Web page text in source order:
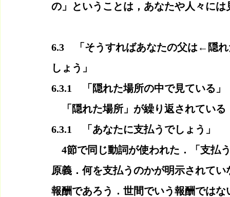
の」ということは，あなたや人々には
6.3　「そうすればあなたの父は←隠
しょう」
6.3.1　「隠れた場所の中で見ている」
「隠れた場所」が繰り返されている
6.3.1　「あなたに支払うでしょう」
4節で同じ動詞が使われた．「支払
原義．何を支払うのかが明示されて
報酬であろう．世間でいう報酬ではな